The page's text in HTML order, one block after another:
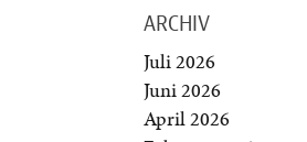
ARCHIV
Juli 2026
Juni 2026
April 2026